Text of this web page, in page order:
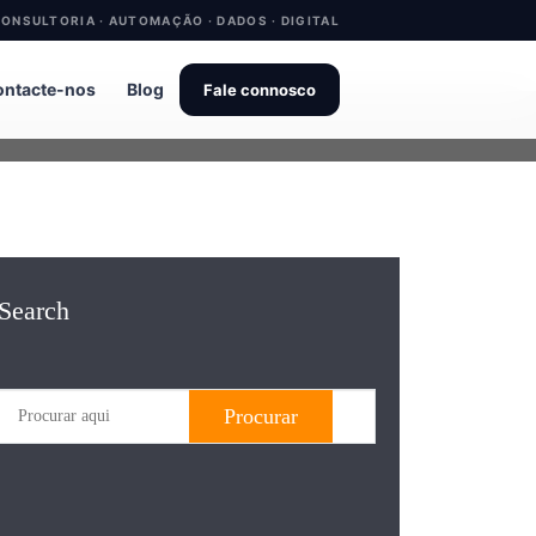
· AUTOMAÇÃO · DADOS · DIGITAL
nos Blog Fale connosco